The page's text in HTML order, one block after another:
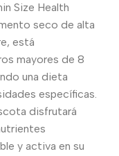
Size Health
seco de alta
está
mayores de 8
una dieta
específicas.
disfrutará
y activa en su